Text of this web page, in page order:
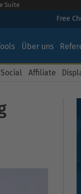
Suite
Free
Über uns
Social Affiliate